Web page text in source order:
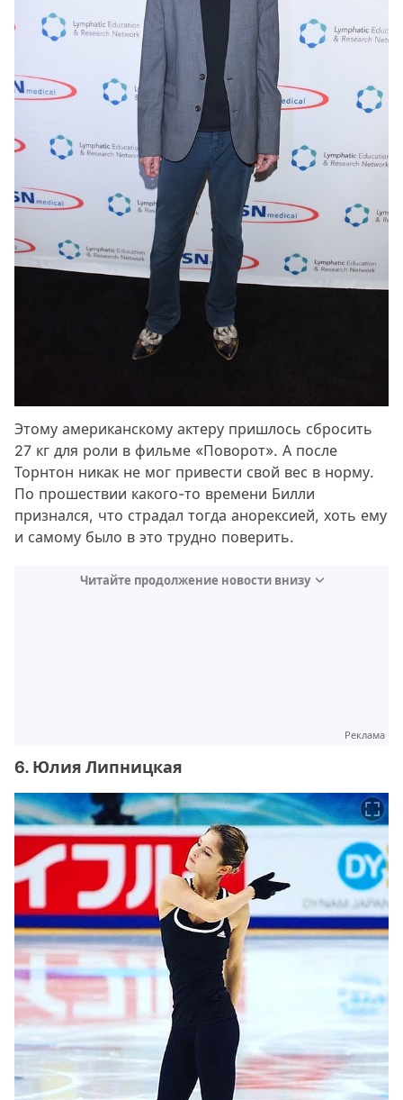
Этому американскому актеру пришлось сбросить
27 кг для роли в фильме «Поворот». А после
Торнтон никак не мог привести свой вес в норму.
По прошествии какого-то времени Билли
признался, что страдал тогда анорексией, хоть ему
и самому было в это трудно поверить.
Читайте продолжение новости внизу
Реклама
6. Юлия Липницкая